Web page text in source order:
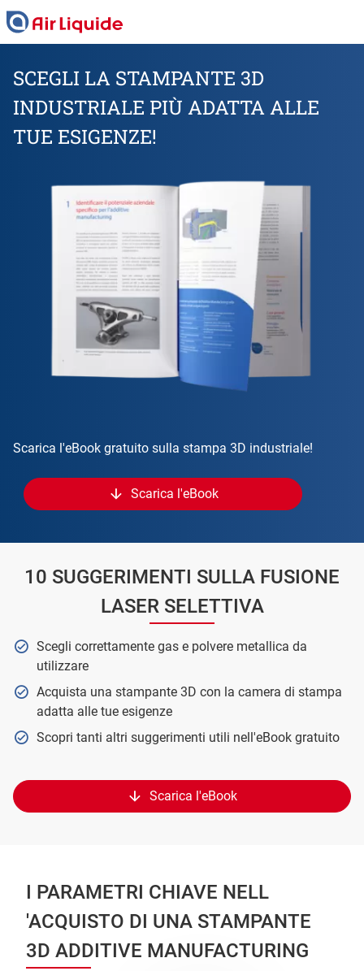
Skip
to
main
content
SCEGLI LA STAMPANTE 3D
INDUSTRIALE PIÙ ADATTA ALLE
TUE ESIGENZE!
Scarica l'eBook gratuito sulla stampa 3D industriale!
Scarica l'eBook
10 SUGGERIMENTI SULLA FUSIONE
LASER SELETTIVA
Scegli correttamente gas e polvere metallica da
utilizzare
Acquista una stampante 3D con la camera di stampa
adatta alle tue esigenze
Scopri tanti altri suggerimenti utili nell'eBook gratuito
Scarica l'eBook
I PARAMETRI CHIAVE NELL
'ACQUISTO DI UNA STAMPANTE
3D ADDITIVE MANUFACTURING